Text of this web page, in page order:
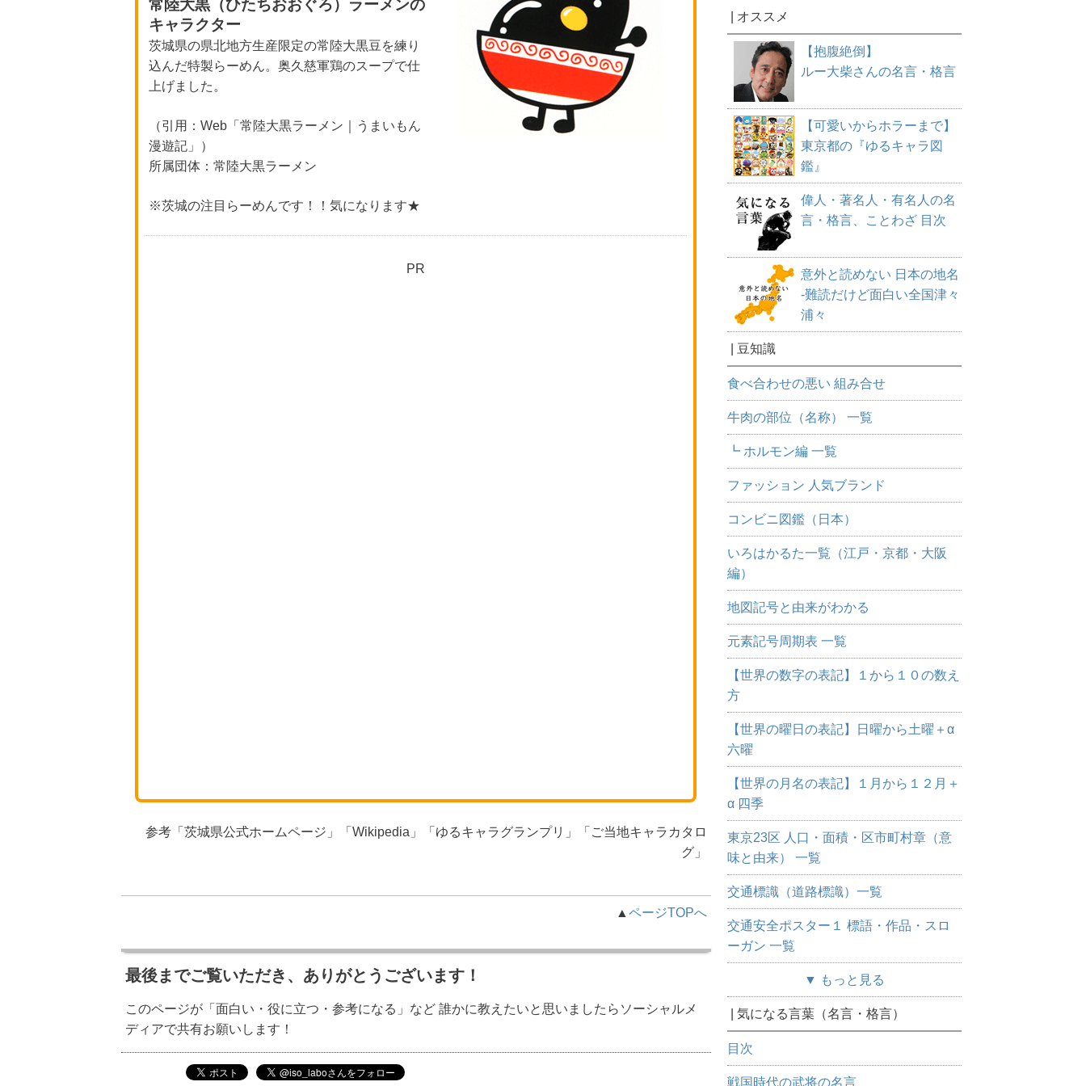
常陸大黒（ひたちおおぐろ）ラーメンの
キャラクター
茨城県の県北地方生産限定の常陸大黒豆を練り
込んだ特製らーめん。奥久慈軍鶏のスープで仕
上げました。
（引用：Web「常陸大黒ラーメン｜うまいもん
漫遊記」）
所属団体：常陸大黒ラーメン
※茨城の注目らーめんです！！気になります★
PR
参考「茨城県公式ホームページ」「Wikipedia」「ゆるキャラグランプリ」「ご当地キャラカタロ
グ」
▲ ページTOPへ
最後までご覧いただき、ありがとうございます！
このページが「面白い・役に立つ・参考になる」など 誰かに教えたいと思いましたらソーシャルメ
ディアで共有お願いします！
| オススメ
【抱腹絶倒】
ルー大柴さんの名言・格言
【可愛いからホラーまで】
東京都の『ゆるキャラ図
鑑』
偉人・著名人・有名人の名
言・格言、ことわざ 目次
意外と読めない 日本の地名
-難読だけど面白い全国津々
浦々
| 豆知識
食べ合わせの悪い 組み合せ
牛肉の部位（名称） 一覧
┗ ホルモン編 一覧
ファッション 人気ブランド
コンビニ図鑑（日本）
いろはかるた一覧（江戸・京都・大阪
編）
地図記号と由来がわかる
元素記号周期表 一覧
【世界の数字の表記】１から１０の数え
方
【世界の曜日の表記】日曜から土曜＋α
六曜
【世界の月名の表記】１月から１２月＋
α 四季
東京23区 人口・面積・区市町村章（意
味と由来） 一覧
交通標識（道路標識）一覧
交通安全ポスター１ 標語・作品・スロ
ーガン 一覧
▼ もっと見る
| 気になる言葉（名言・格言）
目次
戦国時代の武将の名言